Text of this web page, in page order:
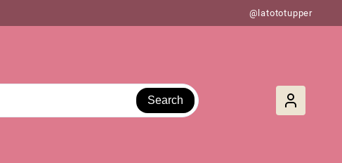
@latototupper
Search